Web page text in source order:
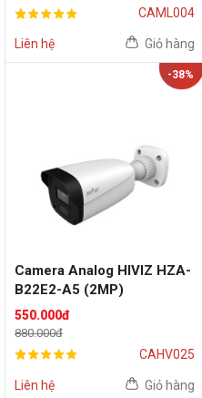
CAML004
Liên hệ Giỏ hàng
-38%
Camera Analog HIVIZ HZA-
B22E2-A5 (2MP)
550.000đ
880.000đ
CAHV025
Liên hệ Giỏ hàng